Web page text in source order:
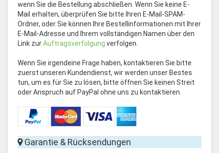
wenn Sie die Bestellung abschließen. Wenn Sie keine E-
Mail erhalten, überprüfen Sie bitte Ihren E-Mail-SPAM-
Ordner, oder Sie können Ihre Bestellinformationen mit Ihrer
E-Mail-Adresse und Ihrem vollständigen Namen über den
Link zurAuftragsverfolgung verfolgen.
Wenn Sie irgendeine Frage haben, kontaktieren Sie bitte
zuerst unseren Kundendienst, wir werden unser Bestes
tun, um es für Sie zu lösen, bitte öffnen Sie keinen Streit
oder Anspruch auf PayPal ohne uns zu kontaktieren.
Garantie & Rücksendungen